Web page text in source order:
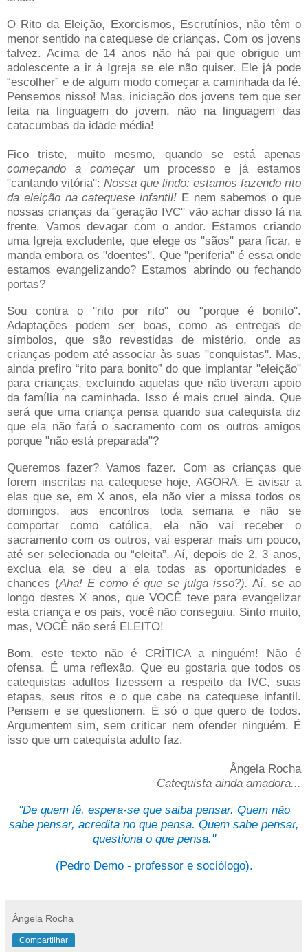
O Rito da Eleição, Exorcismos, Escrutínios, não têm o
menor sentido na catequese de crianças. Com os jovens
talvez. Acima de 14 anos não há pai que obrigue um
adolescente a ir à Igreja se ele não quiser. Ele já pode
“escolher” e de algum modo começar a caminhada da fé.
Pensemos nisso! Mas, iniciação dos jovens tem que ser
feita na linguagem do jovem, não na linguagem das
catacumbas da idade média!
Fico triste, muito mesmo, quando se está apenas
começando a começarum processo e já estamos
"cantando vitória": Nossa que lindo: estamos fazendo rito
da eleição na catequese infantil! E nem sabemos o que
nossas crianças da "geração IVC" vão achar disso lá na
frente. Vamos devagar com o andor. Estamos criando
uma Igreja excludente, que elege os "sãos" para ficar, e
manda embora os "doentes". Que "periferia" é essa onde
estamos evangelizando? Estamos abrindo ou fechando
portas?
Sou contra o "rito por rito" ou "porque é bonito".
Adaptações podem ser boas, como as entregas de
símbolos, que são revestidas de mistério, onde as
crianças podem até associar às suas "conquistas". Mas,
ainda prefiro “rito para bonito” do que implantar "eleição"
para crianças, excluindo aquelas que não tiveram apoio
da família na caminhada. Isso é mais cruel ainda. Que
será que uma criança pensa quando sua catequista diz
que ela não fará o sacramento com os outros amigos
porque "não está preparada"?
Queremos fazer? Vamos fazer. Com as crianças que
forem inscritas na catequese hoje, AGORA. E avisar a
elas que se, em X anos, ela não vier a missa todos os
domingos, aos encontros toda semana e não se
comportar como católica, ela não vai receber o
sacramento com os outros, vai esperar mais um pouco,
até ser selecionada ou “eleita”. Aí, depois de 2, 3 anos,
exclua ela se deu a ela todas as oportunidades e
chances (Aha! E como é que se julga isso?). Aí, se ao
longo destes X anos, que VOCÊ teve para evangelizar
esta criança e os pais, você não conseguiu. Sinto muito,
mas, VOCÊ não será ELEITO!
Bom, este texto não é CRÍTICA a ninguém! Não é
ofensa. É uma reflexão. Que eu gostaria que todos os
catequistas adultos fizessem a respeito da IVC, suas
etapas, seus ritos e o que cabe na catequese infantil.
Pensem e se questionem. É só o que quero de todos.
Argumentem sim, sem criticar nem ofender ninguém. É
isso que um catequista adulto faz.
Ângela Rocha
Catequista ainda amadora...
"De quem lê, espera-se que saiba pensar. Quem não
sabe pensar, acredita no que pensa. Quem sabe pensar,
questiona o que pensa."
(Pedro Demo - professor e sociólogo).
Ângela Rocha
Compartilhar